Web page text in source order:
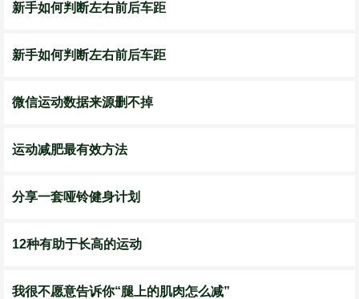
新手如何判断左右前后车距
新手如何判断左右前后车距
微信运动数据来源删不掉
运动减肥最有效方法
分享一套哑铃健身计划
12种有助于长高的运动
我很不愿意告诉你“腿上的肌肉怎么减”